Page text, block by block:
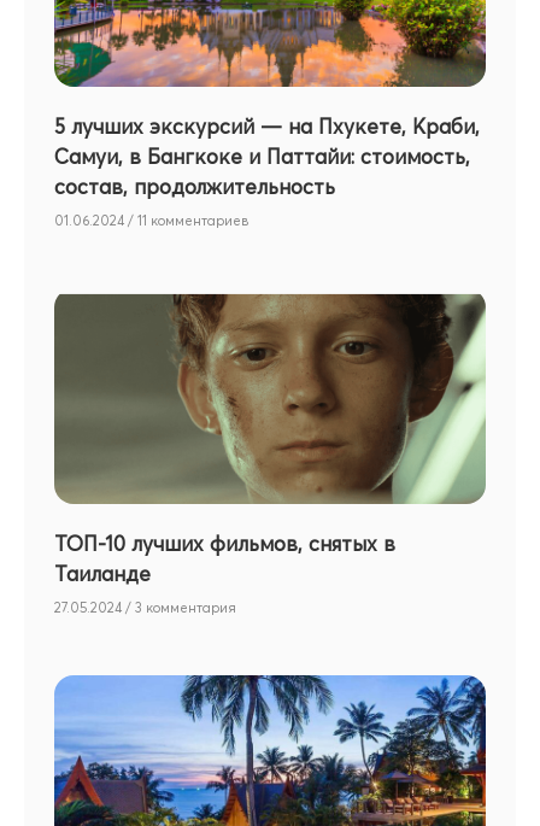
5 лучших экскурсий — на Пхукете, Краби,
Самуи, в Бангкоке и Паттайи: стоимость,
состав, продолжительность
01.06.2024 11 комментариев
ТОП-10 лучших фильмов, снятых в
Таиланде
27.05.2024 3 комментария